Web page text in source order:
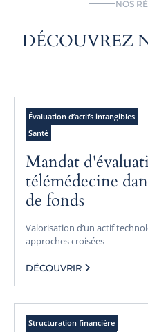
NOS
DÉCOUVREZ
Évaluation d’actifs intangibles
Santé
Mandat
télémédecine
de fonds
Valorisation d’un actif
approches croisées
DÉCOUVRIR
Structuration financière